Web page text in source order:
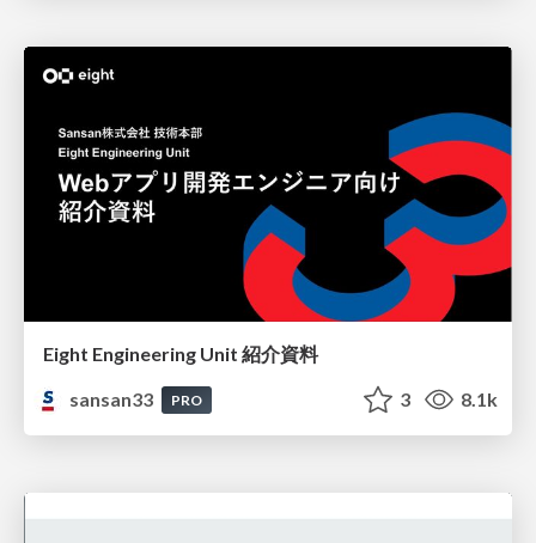
Eight Engineering Unit 紹介資料
sansan33
PRO 3 8.1k